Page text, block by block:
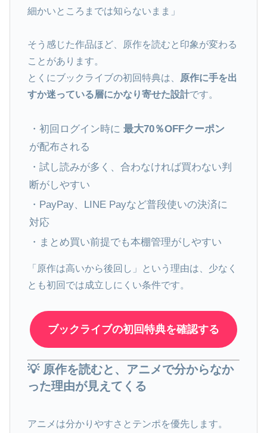
細かいところまでは知らないまま」
そう感じた作品ほど、原作を読むと印象が変わる
ことがあります。
とくにブックライブの初回特典は、
原作に手を出
すか迷っている層にかなり寄せた設計です。
・初回ログイン時に最大70％OFFクーポン
が配布される
・試し読みが多く、合わなければ買わない判
断がしやすい
・PayPay、LINE Payなど普段使いの決済に
対応
・まとめ買い前提でも本棚管理がしやすい
「原作は高いから後回し」という理由は、少なく
とも初回では成立しにくい条件です。
ブックライブの初回特典を確認する
💡 原作を読むと、アニメで分からなか
った理由が見えてくる
アニメは分かりやすさとテンポを優先します。